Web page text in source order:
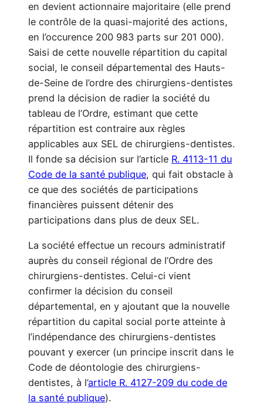
en devient actionnaire majoritaire (elle prend
le contrôle de la quasi-majorité des actions,
en l’occurence 200 983 parts sur 201 000).
Saisi de cette nouvelle répartition du capital
social, le conseil départemental des Hauts-
de-Seine de l’ordre des chirurgiens-dentistes
prend la décision de radier la société du
tableau de l’Ordre, estimant que cette
répartition est contraire aux règles
applicables aux SEL de chirurgiens-dentistes.
Il fonde sa décision sur l’article R. 4113-11 du
Code de la santé publique, qui fait obstacle à
ce que des sociétés de participations
financières puissent détenir des
participations dans plus de deux SEL.
La société effectue un recours administratif
auprès du conseil régional de l’Ordre des
chirurgiens-dentistes. Celui-ci vient
confirmer la décision du conseil
départemental, en y ajoutant que la nouvelle
répartition du capital social porte atteinte à
l’indépendance des chirurgiens-dentistes
pouvant y exercer (un principe inscrit dans le
Code de déontologie des chirurgiens-
dentistes, à l’article R. 4127-209 du code de
la santé publique).